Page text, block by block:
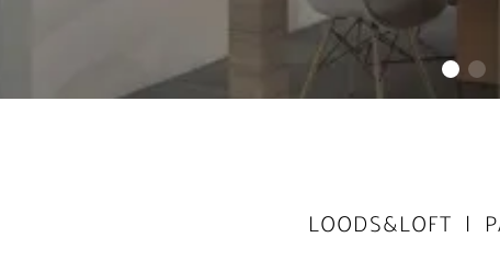
LOODS&LOFT |